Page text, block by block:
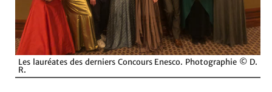
Les lauréates des derniers Concours Enesco. Photographie © D.
R.